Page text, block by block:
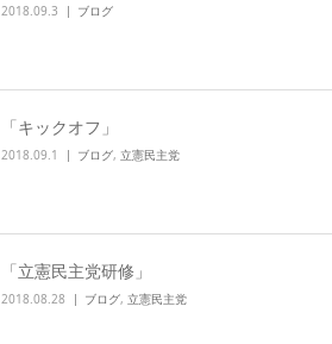
2018.09.3 ブログ
「キックオフ」
2018.09.1 ブログ, 立憲民主党
「立憲民主党研修」
2018.08.28 ブログ, 立憲民主党